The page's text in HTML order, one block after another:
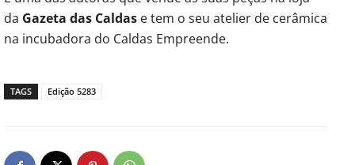
da Gazeta das Caldas e tem o seu atelier de cerâmica
na incubadora do Caldas Empreende.
TAGS Edição 5283